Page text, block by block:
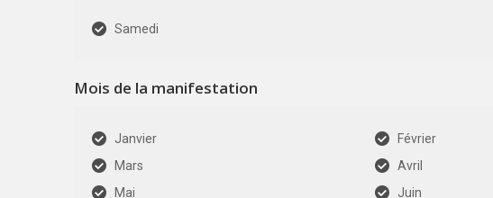
Samedi
Mois de la manifestation
Janvier
Février
Mars
Avril
Mai
Juin